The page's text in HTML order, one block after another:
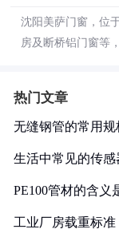
沈阳美萨门窗，位
房及断桥铝门窗等
热门文章
无缝钢管的常用规
生活中常见的传
PE100管材的含义
工业厂房载重标